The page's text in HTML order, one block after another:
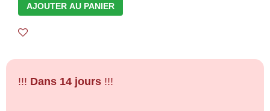
AJOUTER AU PANIER
!!! Dans 14 jours !!!